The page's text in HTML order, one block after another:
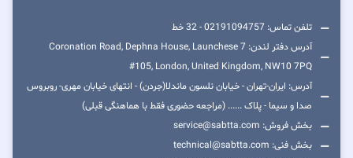
تلفن تماس: 02191094757 - 32 خط
آدرس دفتر لندن: 7 Coronation Road, Dephna House, Launchese
#105, London, United Kingdom, NW10 7PQ
آدرس: ایران-تهران - خیابان نلسون ماندلا(جردن) - انتهای خیابان مهری- روبروس
صدا و سیما - پلاک ...... (مراجعه حضوری فقط با هماهنگی قبلی)
بخش فروش: service@sabtta.com
بخش فنی: technical@sabtta.com